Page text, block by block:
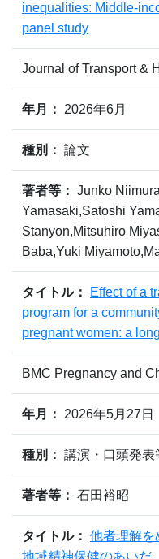
inequalities: Middle-
panel study
Journal of Transport &
年月： 2026年6月
種別： 論文
著者等： Junko
Yamasaki,Satoshi
Stanyon,Mitsuhiro
Baba,Yuki
タイトル：
Effect of a
program for a
pregnant women: a
BMC Pregnancy and
年月： 2026年5月27日
種別： 講演・口頭発表
著者等： 石田裕昭
タイトル： 他者理解を